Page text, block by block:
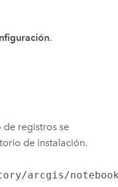
.
registros se
de instalación.
arcgis/